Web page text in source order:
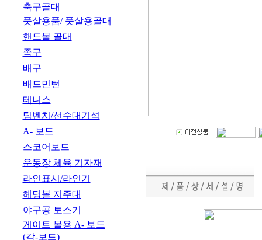
축구골대
풋살용품/ 풋살용골대
핸드볼 골대
족구
배구
배드민턴
테니스
팀벤치/선수대기석
A- 보드
스코어보드
운동장 체육 기자재
라인표시/라인기
헤딩볼 지주대
야구공 토스기
게이트 볼용 A- 보드
(각-보드)